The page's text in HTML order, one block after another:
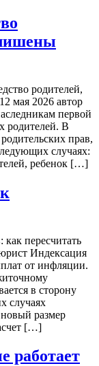
родителей,
мая 2026 автор
первой
родителей. В
прав,
случаях:
ребенок […]
пересчитать
Индексация
от инфляции.
в сторону
случаях
размер
[…]
работает